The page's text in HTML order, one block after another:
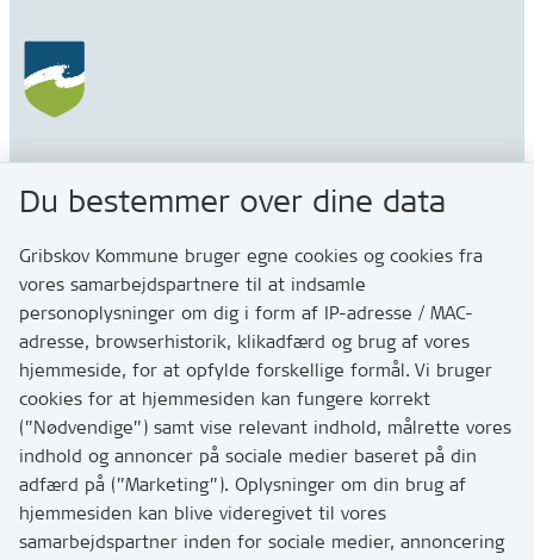
Gribskov Kommune
Rådhusvej 3
3200 Helsinge
Kontakt
Skriv til os via Digital Post
Har du brug for at komme i kontakt med os? Se her
hvordan
Tip os om huller i vejen eller andet
T:7249 6000
Bemærk: vi har mange opkald mellem kl. 10 og 11
Du bestemmer over dine data
Gribskov Kommune bruger egne cookies og cookies fra
vores samarbejdspartnere til at indsamle
personoplysninger om dig i form af IP-adresse / MAC-
adresse, browserhistorik, klikadfærd og brug af vores
hjemmeside, for at opfylde forskellige formål. Vi bruger
cookies for at hjemmesiden kan fungere korrekt
(”Nødvendige”) samt vise relevant indhold, målrette vores
indhold og annoncer på sociale medier baseret på din
adfærd på (”Marketing”). Oplysninger om din brug af
hjemmesiden kan blive videregivet til vores
samarbejdspartner inden for sociale medier, annoncering